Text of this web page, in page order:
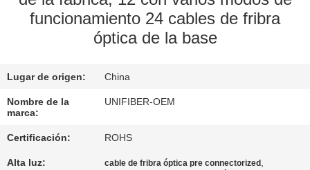
CONTROL
CALIDAD
ÉNTRENOS
funcionamiento 24 cables de fribra
óptica de la base
Lugar de origen: China
Nombre de la
marca:
UNIFIBER-OEM
Certificación: ROHS
Alta luz: cable de fribra óptica pre connectorized ,